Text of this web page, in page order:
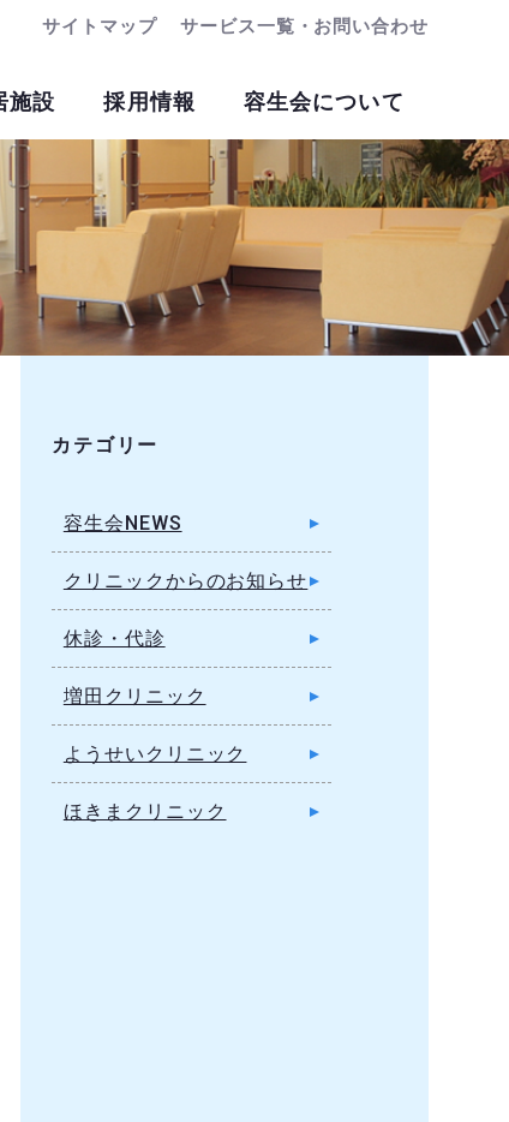
施設 採用情報 容生会について
サイトマップ サービス一覧・お問い合わせ
カテゴリー
容生会NEWS
クリニックからのお知らせ
休診・代診
増田クリニック
ようせいクリニック
ほきまクリニック